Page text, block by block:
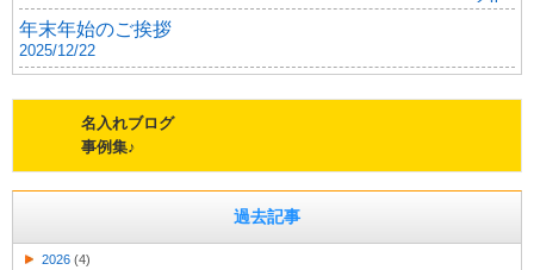
年末年始のご挨拶
2025/12/22
名入れブログ
事例集♪
過去記事
2026 (4)